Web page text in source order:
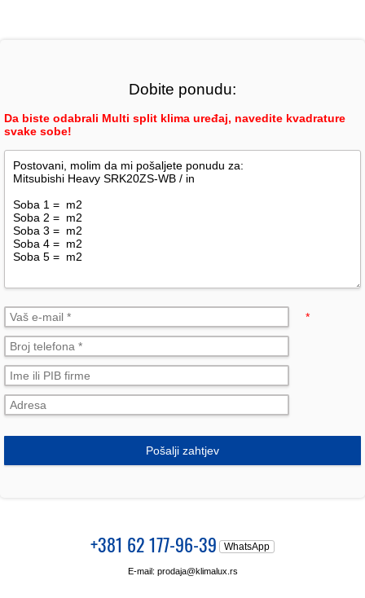
Dobite ponudu:
Da biste odabrali Multi split klima uređaj, navedite kvadrature
svake sobe!
*
Pošalji zahtjev
+381 62 177-96-39 WhatsApp
E-mail: prodaja@klimalux.rs